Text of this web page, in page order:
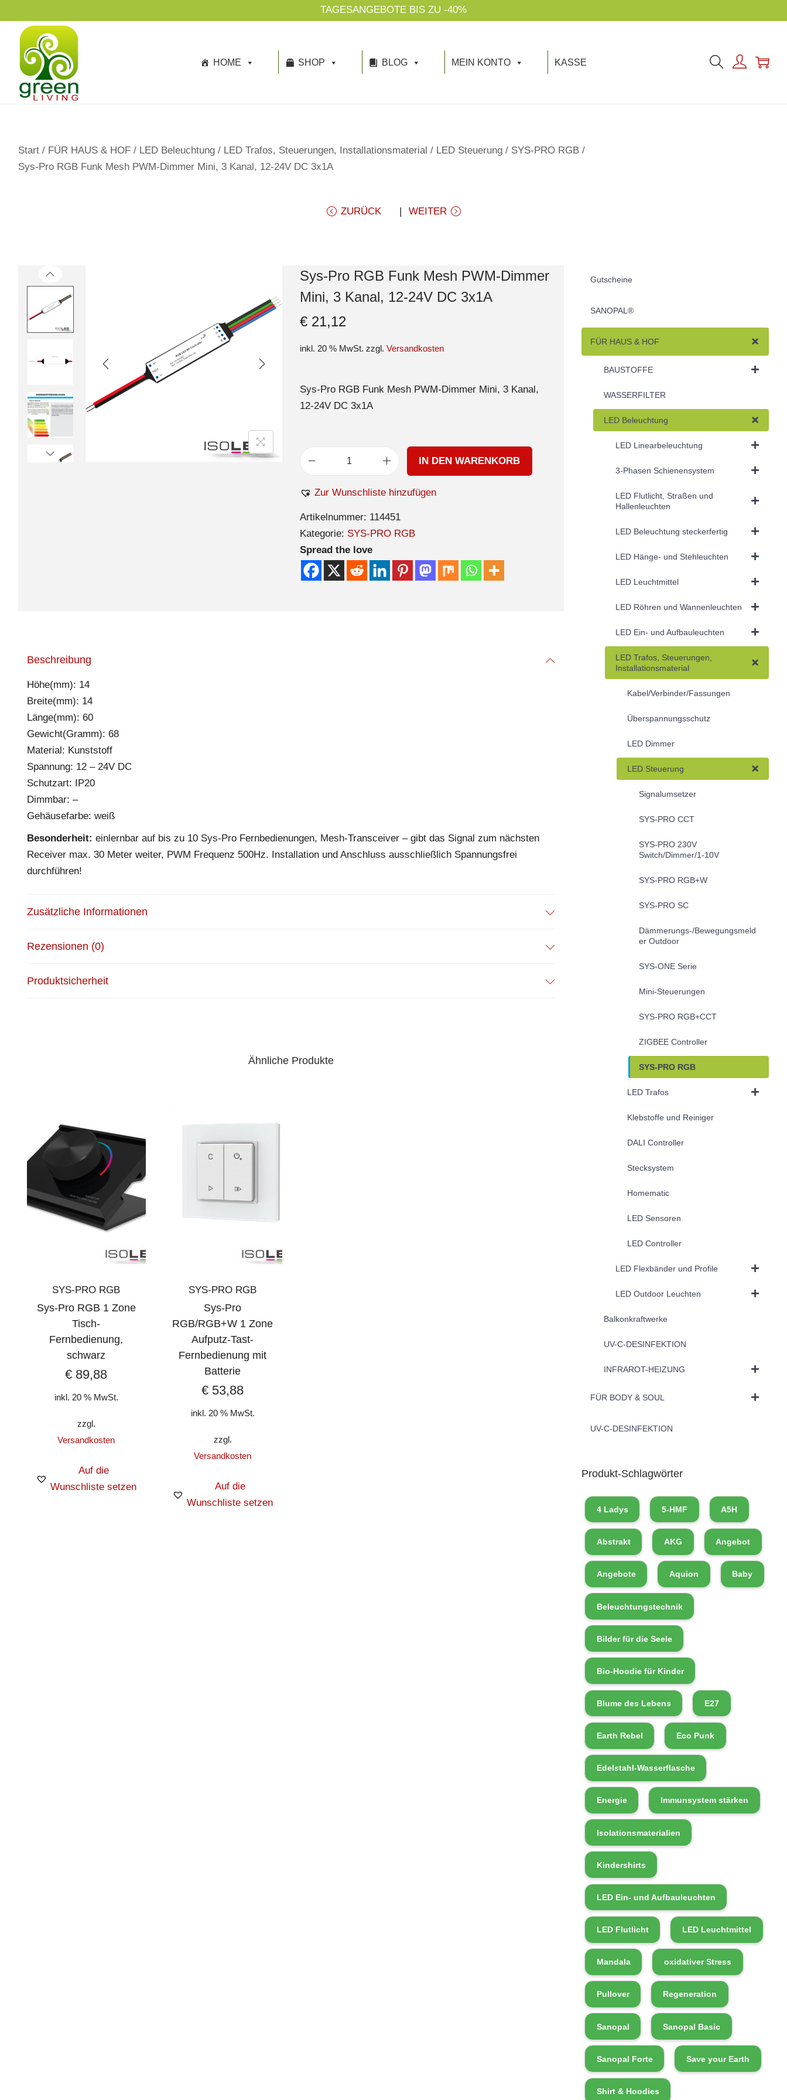
p
TAGESANGEBOTE BIS ZU -40%
HOME SHOP BLOG MEIN KONTO KASSE
Start / FÜR HAUS & HOF / LED Beleuchtung / LED Trafos, Steuerungen, Installationsmaterial / LED Steuerung / SYS-PRO RGB /
Sys-Pro RGB Funk Mesh PWM-Dimmer Mini, 3 Kanal, 12-24V DC 3x1A
ZURÜCK WEITER
Sys-Pro RGB Funk Mesh PWM-Dimmer
Mini, 3 Kanal, 12-24V DC 3x1A
€21,12
inkl. 20 % MwSt. zzgl. Versandkosten
Sys-Pro RGB Funk Mesh PWM-Dimmer Mini, 3 Kanal,
12-24V DC 3x1A
IN DEN WARENKORB
Zur Wunschliste hinzufügen
Artikelnummer: 114451
Kategorie: SYS-PRO RGB
Spread the love
Beschreibung
Höhe(mm): 14
Breite(mm): 14
Länge(mm): 60
Gewicht(Gramm): 68
Material: Kunststoff
Spannung: 12 – 24V DC
Schutzart: IP20
Dimmbar: –
Gehäusefarbe: weiß
Besonderheit: einlernbar auf bis zu 10 Sys-Pro Fernbedienungen, Mesh-Transceiver – gibt das Signal zum nächsten
Receiver max. 30 Meter weiter, PWM Frequenz 500Hz. Installation und Anschluss ausschließlich Spannungsfrei
durchführen!
Zusätzliche Informationen
Rezensionen (0)
Produktsicherheit
Ähnliche Produkte
SYS-PRO RGB
Sys-Pro RGB 1 Zone
Tisch-
Fernbedienung,
schwarz
€ 89,88
inkl. 20 % MwSt.
zzgl.
Versandkosten
Auf die
Wunschliste setzen
SYS-PRO RGB
Sys-Pro
RGB/RGB+W 1 Zone
Aufputz-Tast-
Fernbedienung mit
Batterie
€ 53,88
inkl. 20 % MwSt.
zzgl.
Versandkosten
Auf die
Wunschliste setzen
Gutscheine
SANOPAL®
FÜR HAUS & HOF
BAUSTOFFE
WASSERFILTER
LED Beleuchtung
LED Linearbeleuchtung
3-Phasen Schienensystem
LED Flutlicht, Straßen und
Hallenleuchten
LED Beleuchtung steckerfertig
LED Hänge- und Stehleuchten
LED Leuchtmittel
LED Röhren und Wannenleuchten
LED Ein- und Aufbauleuchten
LED Trafos, Steuerungen,
Installationsmaterial
Kabel/Verbinder/Fassungen
Überspannungsschutz
LED Dimmer
LED Steuerung
Signalumsetzer
SYS-PRO CCT
SYS-PRO 230V
Switch/Dimmer/1-10V
SYS-PRO RGB+W
SYS-PRO SC
Dämmerungs-/Bewegungsmeld
er Outdoor
SYS-ONE Serie
Mini-Steuerungen
SYS-PRO RGB+CCT
ZIGBEE Controller
SYS-PRO RGB
LED Trafos
Klebstoffe und Reiniger
DALI Controller
Stecksystem
Homematic
LED Sensoren
LED Controller
LED Flexbänder und Profile
LED Outdoor Leuchten
Balkonkraftwerke
UV-C-DESINFEKTION
INFRAROT-HEIZUNG
FÜR BODY & SOUL
UV-C-DESINFEKTION
Produkt-Schlagwörter
4 Ladys 5-HMF A5H
Abstrakt AKG Angebot
Angebote Aquion Baby
Beleuchtungstechnik
Bilder für die Seele
Bio-Hoodie für Kinder
Blume des Lebens E27
Earth Rebel Eco Punk
Edelstahl-Wasserflasche
Energie Immunsystem stärken
Isolationsmaterialien
Kindershirts
LED Ein- und Aufbauleuchten
LED Flutlicht LED Leuchtmittel
Mandala oxidativer Stress
Pullover Regeneration
Sanopal Sanopal Basic
Sanopal Forte Save your Earth
Shirt & Hoodies